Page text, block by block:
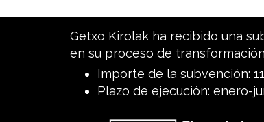
Getxo Kirolak ha recibido una
en su proceso de
Importe de la subvención:
Plazo de ejecución: enero-